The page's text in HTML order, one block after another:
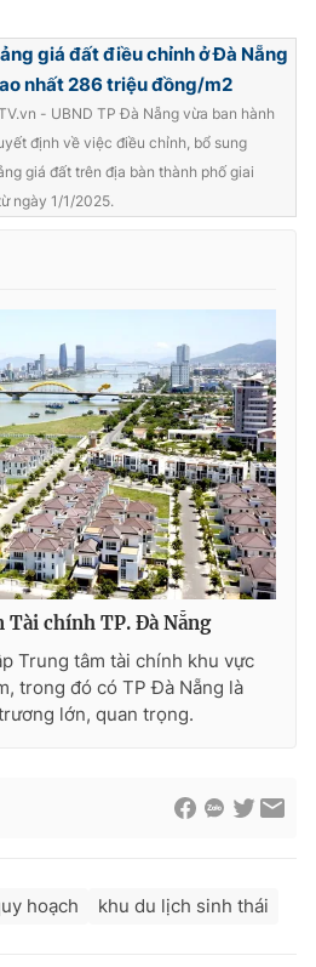
Podcast
Infographic
VTV Thể thao
Bất động sản
Tấm lòng Việt
Vươn mình bằng AI
VTV8
English
giá đất điều chỉnh ở Đà Nẵng
nhất 286 triệu đồng/m2
- UBND TP Đà Nẵng vừa ban hành
định về việc điều chỉnh, bổ sung
giá đất trên địa bàn thành phố giai
ngày 1/1/2025.
chính TP. Đà Nẵng
Trung tâm tài chính khu vực
trong đó có TP Đà Nẵng là
lớn, quan trọng.
hoạch khu du lịch sinh thái